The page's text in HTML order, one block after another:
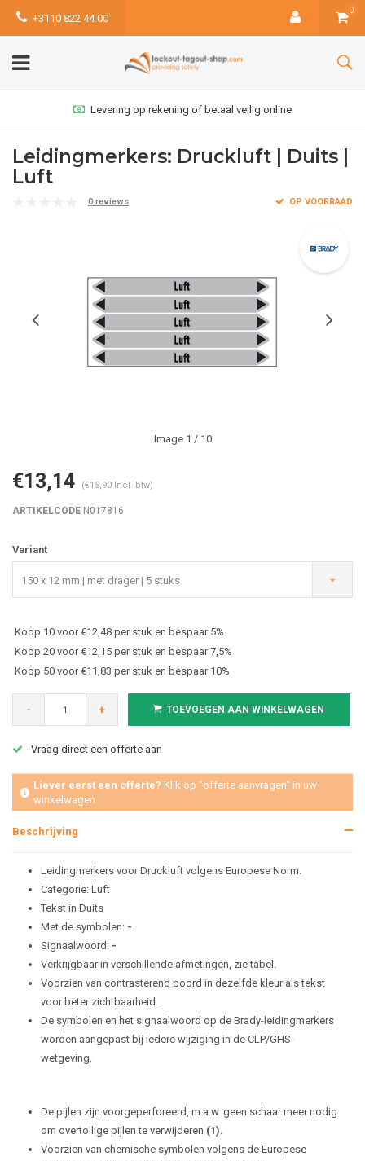
+3110 822 44 00
0
Levering op rekening of betaal veilig online
Leidingmerkers: Druckluft | Duits |
Luft
0 reviews OP VOORRAAD
Image 1 / 10
€13,14 (€15,90 Incl. btw)
ARTIKELCODE N017816
Variant
150 x 12 mm | met drager | 5 stuks
Koop 10 voor €12,48 per stuk en bespaar 5%
Koop 20 voor €12,15 per stuk en bespaar 7,5%
Koop 50 voor €11,83 per stuk en bespaar 10%
- + TOEVOEGEN AAN WINKELWAGEN
Vraag direct een offerte aan
Liever eerst een offerte? Klik op "offerte aanvragen" in uw
winkelwagen
Beschrijving
Leidingmerkers voor Druckluft volgens Europese Norm.
Categorie: Luft
Tekst in Duits
Met de symbolen: -
Signaalwoord: -
Verkrijgbaar in verschillende afmetingen, zie tabel.
Voorzien van contrasterend boord in dezelfde kleur als tekst
voor beter zichtbaarheid.
De symbolen en het signaalwoord op de Brady-leidingmerkers
worden aangepast bij iedere wijziging in de CLP/GHS-
wetgeving.
De pijlen zijn voorgeperforeerd, m.a.w. geen schaar meer nodig
om overtollige pijlen te verwijderen (1).
Voorzien van chemische symbolen volgens de Europese